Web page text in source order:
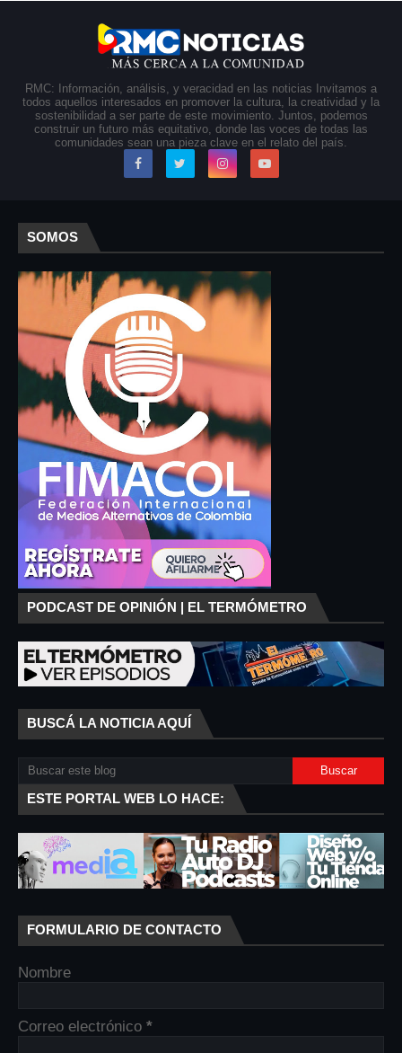
RMC: Información, análisis, y veracidad en las noticias Invitamos a
todos aquellos interesados en promover la cultura, la creatividad y la
sostenibilidad a ser parte de este movimiento. Juntos, podemos
construir un futuro más equitativo, donde las voces de todas las
comunidades sean una pieza clave en el relato del país.
SOMOS
PODCAST DE OPINIÓN | EL TERMÓMETRO
BUSCÁ LA NOTICIA AQUÍ
ESTE PORTAL WEB LO HACE:
FORMULARIO DE CONTACTO
Nombre
Correo electrónico *